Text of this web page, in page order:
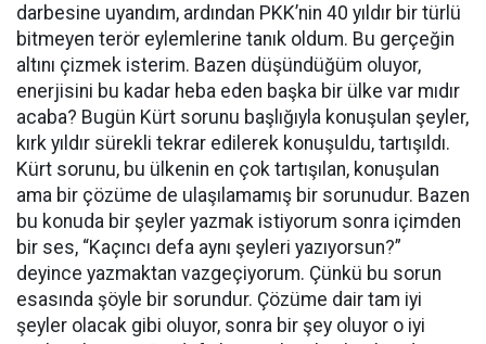
darbesine uyandım, ardından PKK’nin 40 yıldır bir türlü
bitmeyen terör eylemlerine tanık oldum. Bu gerçeğin
altını çizmek isterim. Bazen düşündüğüm oluyor,
enerjisini bu kadar heba eden başka bir ülke var mıdır
acaba? Bugün Kürt sorunu başlığıyla konuşulan şeyler,
kırk yıldır sürekli tekrar edilerek konuşuldu, tartışıldı.
Kürt sorunu, bu ülkenin en çok tartışılan, konuşulan
ama bir çözüme de ulaşılamamış bir sorunudur. Bazen
bu konuda bir şeyler yazmak istiyorum sonra içimden
bir ses, “Kaçıncı defa aynı şeyleri yazıyorsun?”
deyince yazmaktan vazgeçiyorum. Çünkü bu sorun
esasında şöyle bir sorundur. Çözüme dair tam iyi
şeyler olacak gibi oluyor, sonra bir şey oluyor o iyi